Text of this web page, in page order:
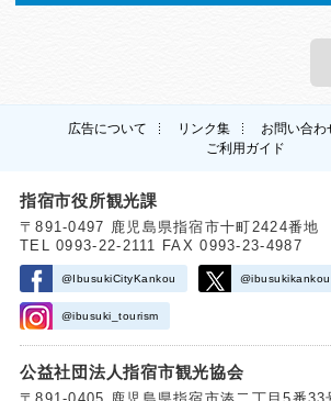
広告について リンク集 お問い合わ
ご利用ガイド
指宿市役所観光課
〒891-0497 鹿児島県指宿市十町2424番地
TEL 0993-22-2111 FAX 0993-23-4987
@IbusukiCityKankou @ibusukikankou
@ibusuki_tourism
公益社団法人指宿市観光協会